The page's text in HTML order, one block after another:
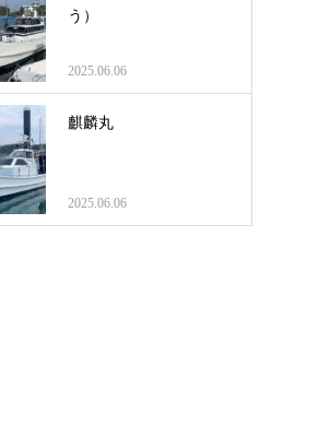
う）
2025.06.06
麒麟丸
2025.06.06